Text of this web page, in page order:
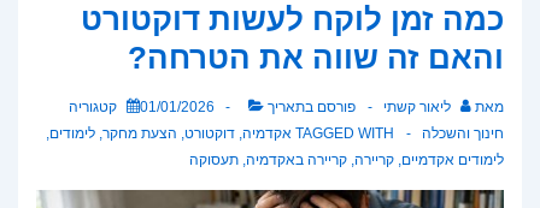
כמה זמן לוקח לעשות דוקטורט
והאם זה שווה את הטרחה?
מאת ליאור קשתי פורסם בתאריך 01/01/2026
קטגוריה
חינוך והשכלה
TAGGED WITH אקדמיה, דוקטורט, הצעת מחקר, לימודים,
לימודים אקדמיים, קריירה, קריירה באקדמיה, תעסוקה